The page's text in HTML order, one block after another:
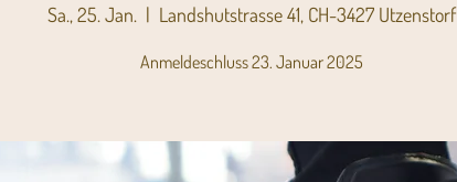
Sa., 25. Jan.
  |
Landshutstrasse 41, CH-3427 Utzenstorf
Anmeldeschluss 23. Januar 2025